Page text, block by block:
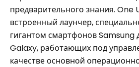
предварительного знания. One
встроенный лаунчер,
гигантом смартфонов Samsung
Galaxy, работающих под
качестве основной